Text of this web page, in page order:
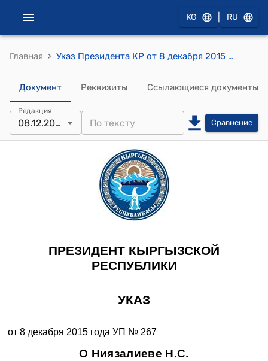
KG RU
Главная › Указ Президента КР от 8 декабря 2015 года УП № 267 "О Ниязалиеве Н.С."
Документ Реквизиты Ссылающиеся документы
Редакция
08.12.2015 Сравнение